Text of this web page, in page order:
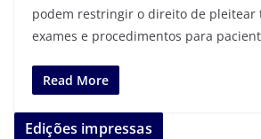
podem restringir o direito de pleitear
exames e procedimentos para
Read More
Edições impressas